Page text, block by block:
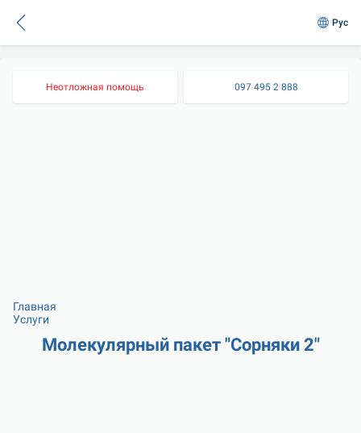
Рус
Неотложная помощь 097 495 2 888
Главная
Услуги
Молекулярный пакет "Сорняки 2"